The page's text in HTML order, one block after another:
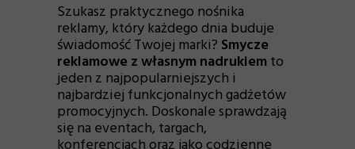
Szukasz praktycznego nośnika
reklamy, który każdego dnia buduje
świadomość Twojej marki? Smycze
reklamowe z własnym nadrukiem to
jeden z najpopularniejszych i
najbardziej funkcjonalnych gadżetów
promocyjnych. Doskonale sprawdzają
się na eventach, targach,